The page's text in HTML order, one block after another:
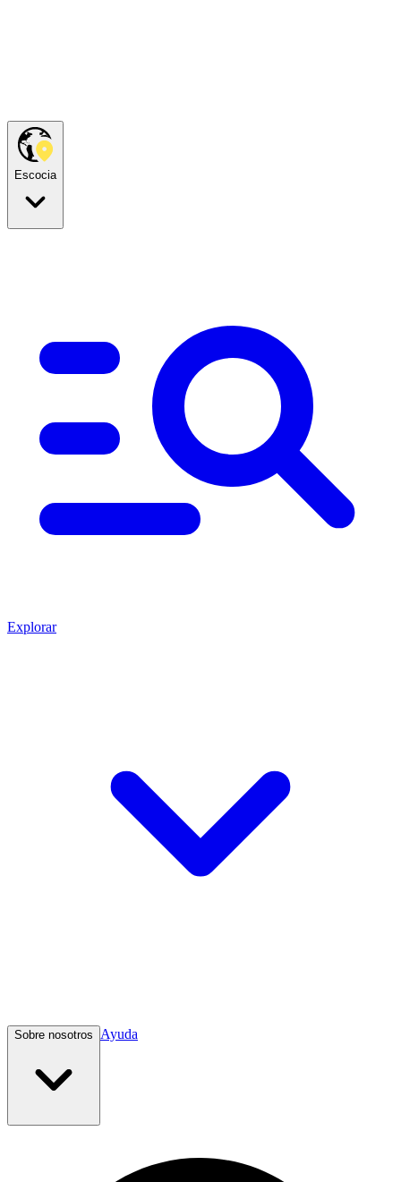
Escocia
Explorar
Sobre nosotros Ayuda